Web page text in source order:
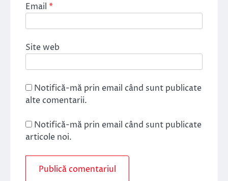
Email *
Site web
Notifică-mă prin email când sunt publicate
alte comentarii.
Notifică-mă prin email când sunt publicate
articole noi.